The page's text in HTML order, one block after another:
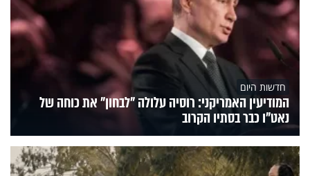
חדשות היום
המודיעין האמריקני: רוסיה עלולה "לבחון" את כוחה של
נאט"ו כבר בסתיו הקרוב